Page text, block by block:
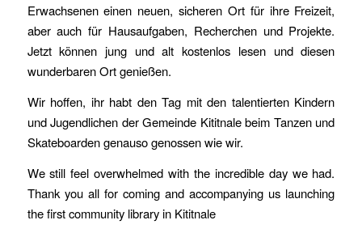
Erwachsenen einen neuen, sicheren Ort für ihre Freizeit,
aber auch für Hausaufgaben, Recherchen und Projekte.
Jetzt können jung und alt kostenlos lesen und diesen
wunderbaren Ort genießen.
Wir hoffen, ihr habt den Tag mit den talentierten Kindern
und Jugendlichen der Gemeinde Kititnale beim Tanzen und
Skateboarden genauso genossen wie wir.
We still feel overwhelmed with the incredible day we had.
Thank you all for coming and accompanying us launching
the first community library in Kititnale